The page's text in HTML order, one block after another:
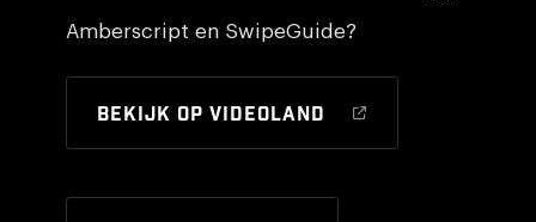
Amberscript en SwipeGuide?
Bekijk op Videoland